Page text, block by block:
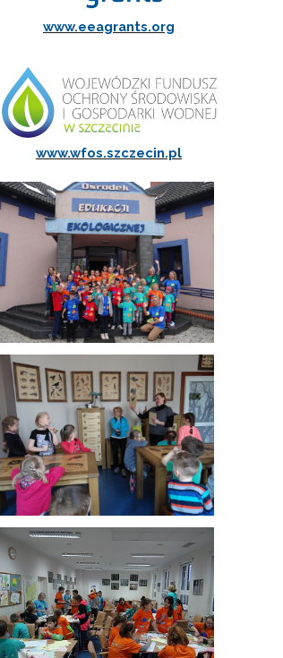
www.eeagrants.org
www.wfos.szczecin.pl